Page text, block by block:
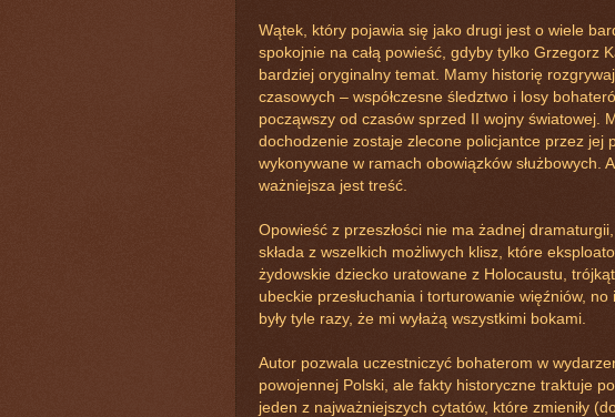
Wątek, który pojawia się jako drugi jest o wiele
spokojnie na całą powieść, gdyby tylko Grzegorz
bardziej oryginalny temat. Mamy historię
czasowych – współczesne śledztwo i losy
począwszy od czasów sprzed II wojny światowej.
dochodzenie zostaje zlecone policjantce przez jej
wykonywane w ramach obowiązków służbowych.
ważniejsza jest treść.
Opowieść z przeszłości nie ma żadnej
składa z wszelkich możliwych klisz, które
żydowskie dziecko uratowane z Holocaustu, trójkąt
ubeckie przesłuchania i torturowanie więźniów,
były tyle razy, że mi wyłażą wszystkimi bokami.
Autor pozwala uczestniczyć bohaterom w
powojennej Polski, ale fakty historyczne traktuje
jeden z najważniejszych cytatów, które zmieniły